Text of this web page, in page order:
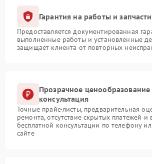
Гарантия на работы и запчасти
Предоставляется документированная
выполненные работы и установленные
защищает клиента от повторных
Прозрачное ценообразование
консультация
Точные прайс-листы, предварительная
ремонта, отсутствие скрытых платежей и
бесплатной консультации по телефону
сайте